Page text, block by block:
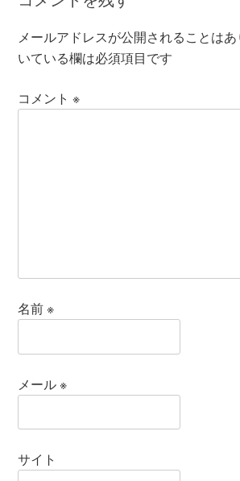
メールアドレスが公開されることはあ
いている欄は必須項目です
コメント※
名前※
メール※
サイト